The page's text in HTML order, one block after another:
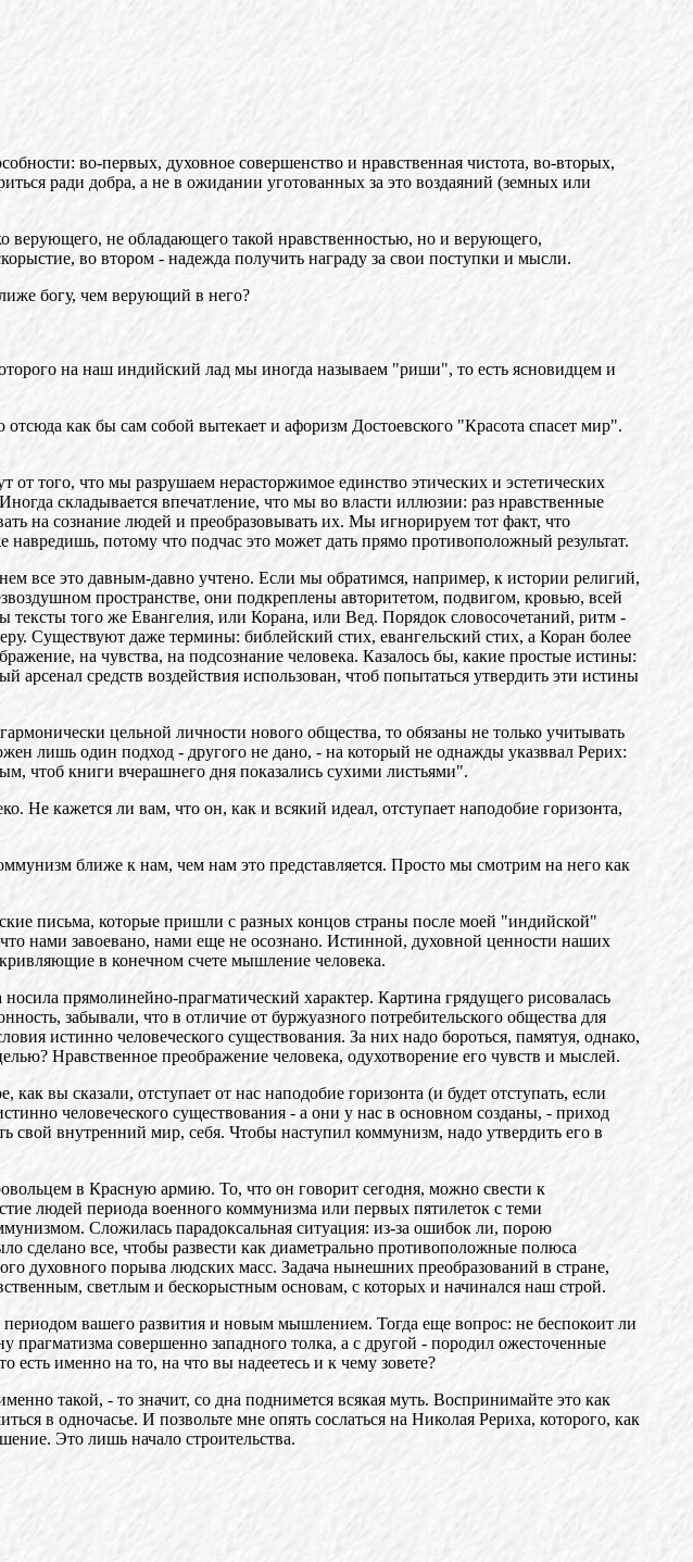
во-первых, духовное совершенство и нравственная чистота, во-вторых,
ради добра, а не в ожидании уготованных за это воздаяний (земных или
верующего, не обладающего такой нравственностью, но и верующего,
во втором - надежда получить награду за свои поступки и мысли.
богу, чем верующий в него?
на наш индийский лад мы иногда называем "риши", то есть ясновидцем и
как бы сам собой вытекает и афоризм Достоевского "Красота спасет мир".
того, что мы разрушаем нерасторжимое единство этических и эстетических
складывается впечатление, что мы во власти иллюзии: раз нравственные
на сознание людей и преобразовывать их. Мы игнорируем тот факт, что
потому что подчас это может дать прямо противоположный результат.
все это давным-давно учтено. Если мы обратимся, например, к истории религий,
пространстве, они подкреплены авторитетом, подвигом, кровью, всей
того же Евангелия, или Корана, или Вед. Порядок словосочетаний, ритм -
Существуют даже термины: библейский стих, евангельский стих, а Коран более
на чувства, на подсознание человека. Казалось бы, какие простые истины:
средств воздействия использован, чтоб попытаться утвердить эти истины
цельной личности нового общества, то обязаны не только учитывать
лишь один подход - другого не дано, - на который не однажды указввал Рерих:
чтоб книги вчерашнего дня показались сухими листьями".
Не кажется ли вам, что он, как и всякий идеал, отступает наподобие горизонта,
ближе к нам, чем нам это представляется. Просто мы смотрим на него как
письма, которые пришли с разных концов страны после моей "индийской"
нами завоевано, нами еще не осознано. Истинной, духовной ценности наших
в конечном счете мышление человека.
прямолинейно-прагматический характер. Картина грядущего рисовалась
забывали, что в отличие от буржуазного потребительского общества для
истинно человеческого существования. За них надо бороться, памятуя, однако,
Нравственное преображение человека, одухотворение его чувств и мыслей.
вы сказали, отступает от нас наподобие горизонта (и будет отступать, если
человеческого существования - а они у нас в основном созданы, - приход
свой внутренний мир, себя. Чтобы наступил коммунизм, надо утвердить его в
в Красную армию. То, что он говорит сегодня, можно свести к
людей периода военного коммунизма или первых пятилеток с теми
Сложилась парадоксальная ситуация: из-за ошибок ли, порою
сделано все, чтобы развести как диаметрально противоположные полюса
духовного порыва людских масс. Задача нынешних преобразований в стране,
светлым и бескорыстным основам, с которых и начинался наш строй.
вашего развития и новым мышлением. Тогда еще вопрос: не беспокоит ли
совершенно западного толка, а с другой - породил ожесточенные
именно на то, на что вы надеетесь и к чему зовете?
такой, - то значит, со дна поднимется всякая муть. Воспринимайте это как
в одночасье. И позвольте мне опять сослаться на Николая Рериха, которого, как
Это лишь начало строительства.